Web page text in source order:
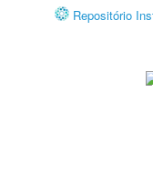
Repositório